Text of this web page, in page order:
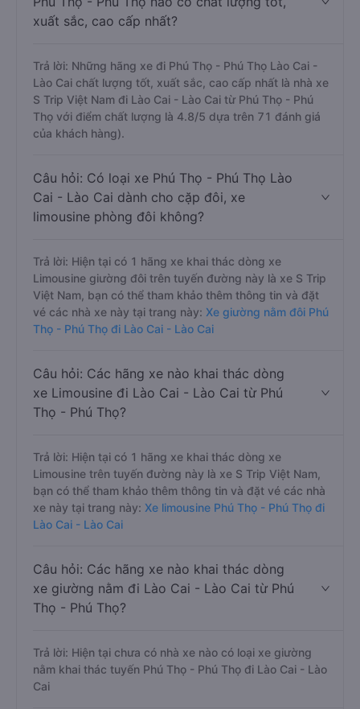
xuất sắc, cao cấp nhất?
Trả lời: Những hãng xe đi Phú Thọ - Phú Thọ Lào Cai -
Lào Cai chất lượng tốt, xuất sắc, cao cấp nhất là nhà xe
S Trip Việt Nam đi Lào Cai - Lào Cai từ Phú Thọ - Phú
Thọ với điểm chất lượng là 4.8/5 dựa trên 71 đánh giá
của khách hàng).
Câu hỏi: Có loại xe Phú Thọ - Phú Thọ Lào
Cai - Lào Cai dành cho cặp đôi, xe
limousine phòng đôi không?
Trả lời: Hiện tại có 1 hãng xe khai thác dòng xe
Limousine giường đôi trên tuyến đường này là xe S Trip
Việt Nam, bạn có thể tham khảo thêm thông tin và đặt
vé các nhà xe này tại trang này: Xe giường nằm đôi Phú
Thọ - Phú Thọ đi Lào Cai - Lào Cai
Câu hỏi: Các hãng xe nào khai thác dòng
xe Limousine đi Lào Cai - Lào Cai từ Phú
Thọ - Phú Thọ?
Trả lời: Hiện tại có 1 hãng xe khai thác dòng xe
Limousine trên tuyến đường này là xe S Trip Việt Nam,
bạn có thể tham khảo thêm thông tin và đặt vé các nhà
xe này tại trang này: Xe limousine Phú Thọ - Phú Thọ đi
Lào Cai - Lào Cai
Câu hỏi: Các hãng xe nào khai thác dòng
xe giường nằm đi Lào Cai - Lào Cai từ Phú
Thọ - Phú Thọ?
Trả lời: Hiện tại chưa có nhà xe nào có loại xe giường
nằm khai thác tuyến Phú Thọ - Phú Thọ đi Lào Cai - Lào
Cai